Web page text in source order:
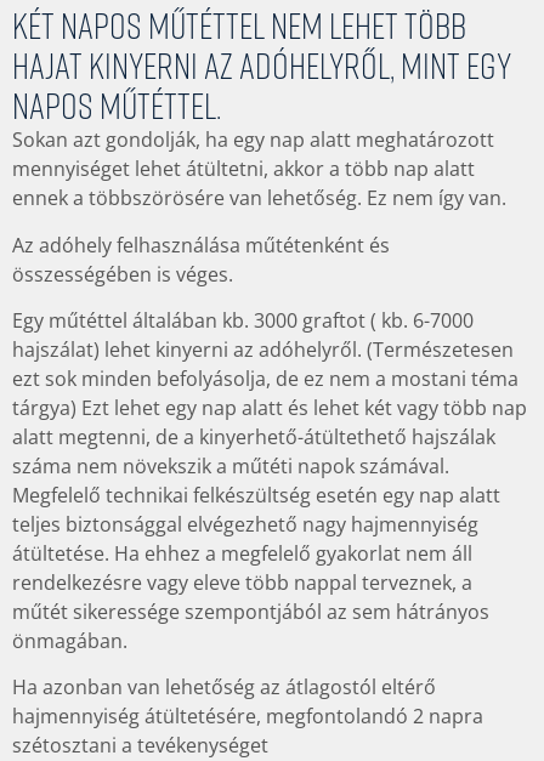
Két napos műtéttel nem lehet több
hajat kinyerni az adóhelyről, mint egy
napos műtéttel.
Sokan azt gondolják, ha egy nap alatt meghatározott
mennyiséget lehet átültetni, akkor a több nap alatt
ennek a többszörösére van lehetőség. Ez nem így van.
Az adóhely felhasználása műtétenként és
összességében is véges.
Egy műtéttel általában kb. 3000 graftot ( kb. 6-7000
hajszálat) lehet kinyerni az adóhelyről. (Természetesen
ezt sok minden befolyásolja, de ez nem a mostani téma
tárgya) Ezt lehet egy nap alatt és lehet két vagy több nap
alatt megtenni, de a kinyerhető-átültethető hajszálak
száma nem növekszik a műtéti napok számával.
Megfelelő technikai felkészültség esetén egy nap alatt
teljes biztonsággal elvégezhető nagy hajmennyiség
átültetése. Ha ehhez a megfelelő gyakorlat nem áll
rendelkezésre vagy eleve több nappal terveznek, a
műtét sikeressége szempontjából az sem hátrányos
önmagában.
Ha azonban van lehetőség az átlagostól eltérő
hajmennyiség átültetésére, megfontolandó 2 napra
szétosztani a tevékenységet